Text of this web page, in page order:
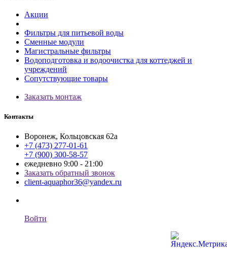
Акции
Фильтры для питьевой воды
Сменные модули
Магистральные фильтры
Водоподготовка и водоочистка для коттеджей и
учреждений
Сопутствующие товары
Заказать монтаж
Контакты
Воронеж, Кольцовская 62а
+7 (473) 277-01-61
+7 (900) 300-58-57
ежедневно 9:00 - 21:00
Заказать обратный звонок
client-aquaphor36@yandex.ru
Войти